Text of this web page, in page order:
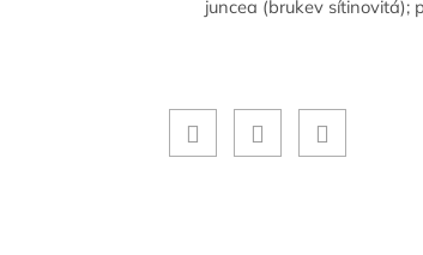
juncea (brukev sítinovitá);